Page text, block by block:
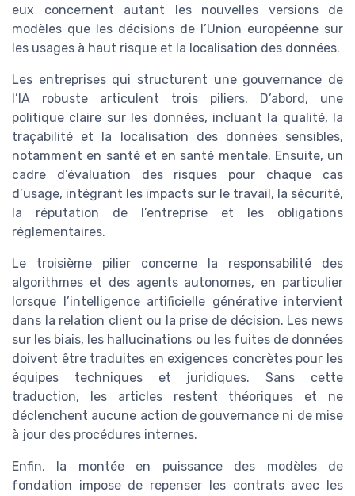
eux concernent autant les nouvelles versions de
modèles que les décisions de l’Union européenne sur
les usages à haut risque et la localisation des données.
Les entreprises qui structurent une gouvernance de
l’IA robuste articulent trois piliers. D’abord, une
politique claire sur les données, incluant la qualité, la
traçabilité et la localisation des données sensibles,
notamment en santé et en santé mentale. Ensuite, un
cadre d’évaluation des risques pour chaque cas
d’usage, intégrant les impacts sur le travail, la sécurité,
la réputation de l’entreprise et les obligations
réglementaires.
Le troisième pilier concerne la responsabilité des
algorithmes et des agents autonomes, en particulier
lorsque l’intelligence artificielle générative intervient
dans la relation client ou la prise de décision. Les news
sur les biais, les hallucinations ou les fuites de données
doivent être traduites en exigences concrètes pour les
équipes techniques et juridiques. Sans cette
traduction, les articles restent théoriques et ne
déclenchent aucune action de gouvernance ni de mise
à jour des procédures internes.
Enfin, la montée en puissance des modèles de
fondation impose de repenser les contrats avec les